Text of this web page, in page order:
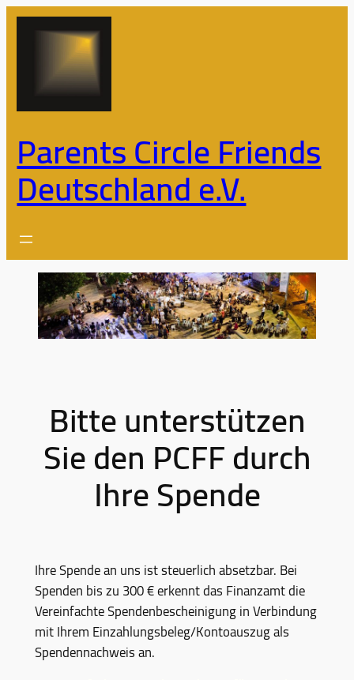
Zum
Parents Circle Friends
Deutschland e.V.
Bitte unterstützen
Sie den PCFF durch
Ihre Spende
Ihre Spende an uns ist steuerlich absetzbar. Bei
Spenden bis zu 300 € erkennt das Finanzamt die
Vereinfachte Spendenbescheinigung in Verbindung
mit Ihrem Einzahlungsbeleg/Kontoauszug als
Spendennachweis an.